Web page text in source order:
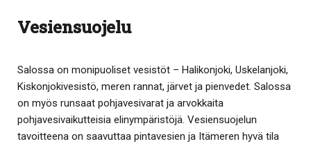
Vesiensuojelu
Salossa on monipuoliset vesistöt – Halikonjoki, Uskelanjoki,
Kiskonjokivesistö, meren rannat, järvet ja pienvedet. Salossa
on myös runsaat pohjavesivarat ja arvokkaita
pohjavesivaikutteisia elinympäristöjä. Vesiensuojelun
tavoitteena on saavuttaa pintavesien ja Itämeren hyvä tila